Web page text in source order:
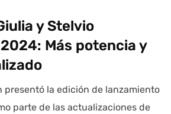
y Stelvio
Más potencia y
presentó la edición de lanzamiento
parte de las actualizaciones de
con IA (OpenAI) ofrece
que puede contener errores.
Autoanalítica optimiza